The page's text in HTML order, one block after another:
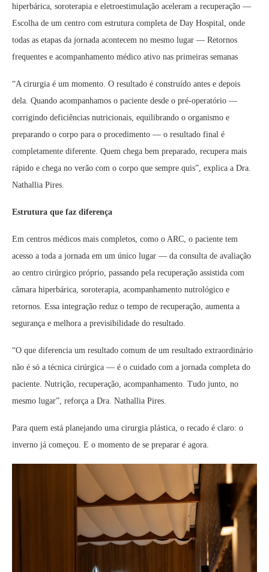
hiperbárica, soroterapia e eletroestimulação aceleram a recuperação —
Escolha de um centro com estrutura completa de Day Hospital, onde
todas as etapas da jornada acontecem no mesmo lugar — Retornos
frequentes e acompanhamento médico ativo nas primeiras semanas
“A cirurgia é um momento. O resultado é construído antes e depois
dela. Quando acompanhamos o paciente desde o pré-operatório —
corrigindo deficiências nutricionais, equilibrando o organismo e
preparando o corpo para o procedimento — o resultado final é
completamente diferente. Quem chega bem preparado, recupera mais
rápido e chega no verão com o corpo que sempre quis”, explica a Dra.
Nathallia Pires.
Estrutura que faz diferença
Em centros médicos mais completos, como o ARC, o paciente tem
acesso a toda a jornada em um único lugar — da consulta de avaliação
ao centro cirúrgico próprio, passando pela recuperação assistida com
câmara hiperbárica, soroterapia, acompanhamento nutrológico e
retornos. Essa integração reduz o tempo de recuperação, aumenta a
segurança e melhora a previsibilidade do resultado.
“O que diferencia um resultado comum de um resultado extraordinário
não é só a técnica cirúrgica — é o cuidado com a jornada completa do
paciente. Nutrição, recuperação, acompanhamento. Tudo junto, no
mesmo lugar”, reforça a Dra. Nathallia Pires.
Para quem está planejando uma cirurgia plástica, o recado é claro: o
inverno já começou. E o momento de se preparar é agora.